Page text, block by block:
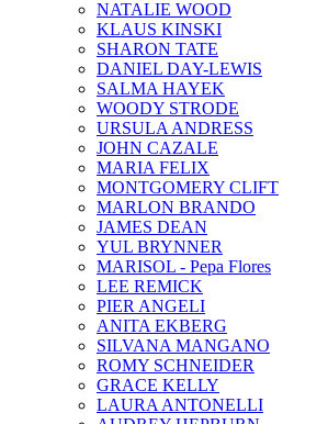
NATALIE WOOD
KLAUS KINSKI
SHARON TATE
DANIEL DAY-LEWIS
SALMA HAYEK
WOODY STRODE
URSULA ANDRESS
JOHN CAZALE
MARIA FELIX
MONTGOMERY CLIFT
MARLON BRANDO
JAMES DEAN
YUL BRYNNER
MARISOL - Pepa Flores
LEE REMICK
PIER ANGELI
ANITA EKBERG
SILVANA MANGANO
ROMY SCHNEIDER
GRACE KELLY
LAURA ANTONELLI